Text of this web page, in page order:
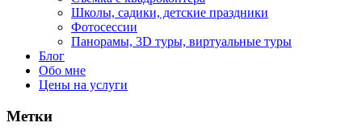
Школы, садики, детские праздники
Фотосессии
Панорамы, 3D туры, виртуальные туры
Блог
Обо мне
Цены на услуги
Метки